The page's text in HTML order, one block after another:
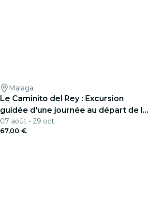
Malaga
Le Caminito del Rey : Excursion
guidée d'une journée au départ de la
Costa del Sol
07 août - 29 oct.
67,00 €